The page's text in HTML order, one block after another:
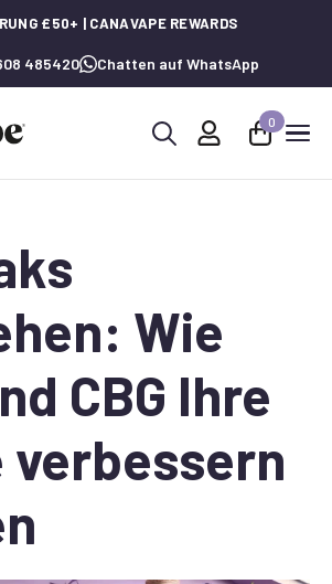
£50+ | CANAVAPE REWARDS
485420 Chatten auf WhatsApp
0
Wie
CBG Ihre
verbessern